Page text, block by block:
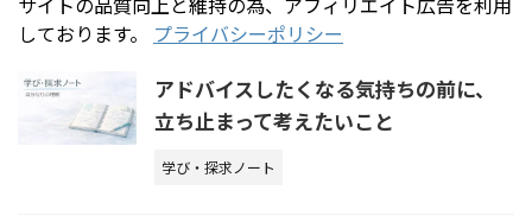
しております。 プライバシーポリシー
アドバイスしたくなる気持ちの前に、
立ち止まって考えたいこと
学び・探求ノート